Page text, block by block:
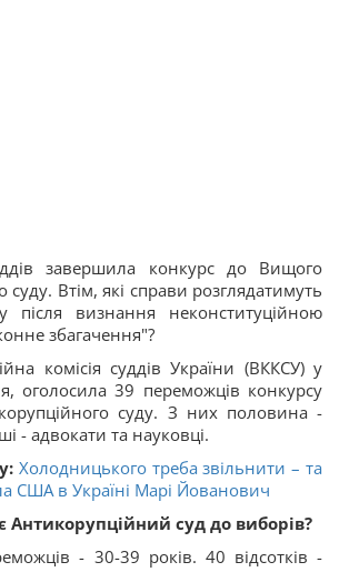
завершила конкурс до Вищого
суду. Втім, які справи розглядатимуть
після визнання неконституційною
збагачення"?
комісія суддів України (ВККСУ) у
оголосила 39 переможців конкурсу
суду. З них половина -
- адвокати та науковці.
Холодницького треба звільнити – та
США в Україні Марі Йованович
Антикорупційний суд до виборів?
- 30-39 років. 40 відсотків -